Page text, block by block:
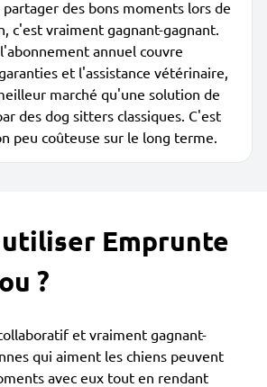
des bons moments lors de
c'est vraiment gagnant-gagnant.
annuel couvre
et l'assistance vétérinaire,
marché qu'une solution de
des dog sitters classiques. C'est
peu coûteuse sur le long terme.
Emprunte
?
et vraiment gagnant-
qui aiment les chiens peuvent
avec eux tout en rendant